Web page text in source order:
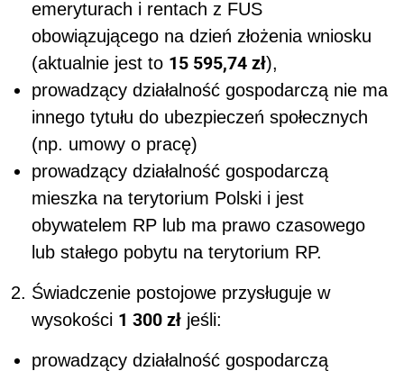
emeryturach i rentach z FUS
obowiązującego na dzień złożenia wniosku
(aktualnie jest to 15 595,74 zł),
prowadzący działalność gospodarczą nie ma
innego tytułu do ubezpieczeń społecznych
(np. umowy o pracę)
prowadzący działalność gospodarczą
mieszka na terytorium Polski i jest
obywatelem RP lub ma prawo czasowego
lub stałego pobytu na terytorium RP.
Świadczenie postojowe przysługuje w
wysokości 1 300 zł jeśli:
prowadzący działalność gospodarczą